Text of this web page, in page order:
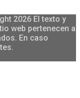
2026 El texto y
web pertenecen a
En caso